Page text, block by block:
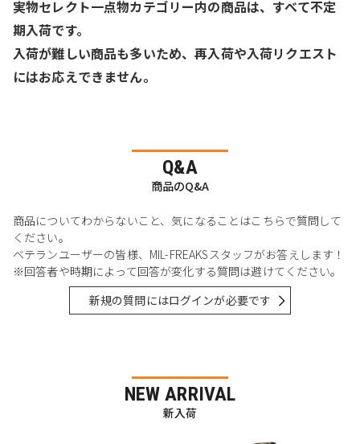
実物セレクト一点物カテゴリー内の商品は、すべて不定
期入荷です。
入荷が難しい商品も多いため、再入荷や入荷リクエスト
にはお応えできません。
Q&A
商品のQ&A
商品についてわからないこと、気になることはこちらで質問して
ください。
ベテランユーザーの皆様、MIL-FREAKSスタッフがお答えします！
※回答者や時期によって回答が変化する質問は避けてください。
新規の質問にはログインが必要です
NEW ARRIVAL
新入荷